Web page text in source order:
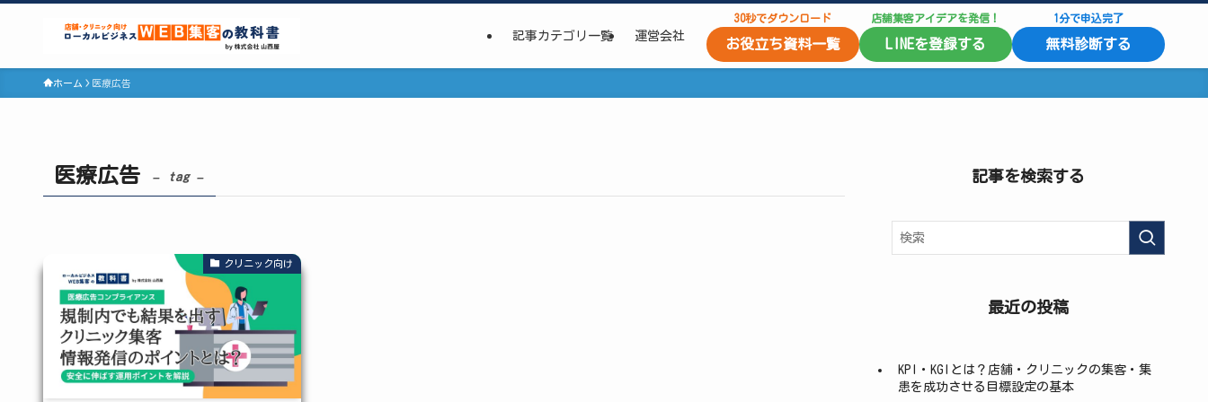
記事カテゴリ一覧 運営会社
30秒でダウンロード
お役立ち資料一覧
店舗集客アイデアを発信！
LINEを登録する
1分で申込完了
無料診断する
ホーム 医療広告
医療広告 – tag –
クリニック向け
記事を検索する
最近の投稿
KPI・KGIとは？店舗・クリニックの集客・集
患を成功させる目標設定の基本